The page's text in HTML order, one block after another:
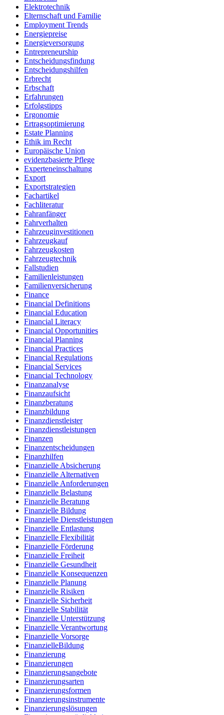
Elektrotechnik
Elternschaft und Familie
Employment Trends
Energiepreise
Energieversorgung
Entrepreneurship
Entscheidungsfindung
Entscheidungshilfen
Erbrecht
Erbschaft
Erfahrungen
Erfolgstipps
Ergonomie
Ertragsoptimierung
Estate Planning
Ethik im Recht
Europäische Union
evidenzbasierte Pflege
Experteneinschaltung
Export
Exportstrategien
Fachartikel
Fachliteratur
Fahranfänger
Fahrverhalten
Fahrzeuginvestitionen
Fahrzeugkauf
Fahrzeugkosten
Fahrzeugtechnik
Fallstudien
Familienleistungen
Familienversicherung
Finance
Financial Definitions
Financial Education
Financial Literacy
Financial Opportunities
Financial Planning
Financial Practices
Financial Regulations
Financial Services
Financial Technology
Finanzanalyse
Finanzaufsicht
Finanzberatung
Finanzbildung
Finanzdienstleister
Finanzdienstleistungen
Finanzen
Finanzentscheidungen
Finanzhilfen
Finanzielle Absicherung
Finanzielle Alternativen
Finanzielle Anforderungen
Finanzielle Belastung
Finanzielle Beratung
Finanzielle Bildung
Finanzielle Dienstleistungen
Finanzielle Entlastung
Finanzielle Flexibilität
Finanzielle Förderung
Finanzielle Freiheit
Finanzielle Gesundheit
Finanzielle Konsequenzen
Finanzielle Planung
Finanzielle Risiken
Finanzielle Sicherheit
Finanzielle Stabilität
Finanzielle Unterstützung
Finanzielle Verantwortung
Finanzielle Vorsorge
FinanzielleBildung
Finanzierung
Finanzierungen
Finanzierungsangebote
Finanzierungsarten
Finanzierungsformen
Finanzierungsinstrumente
Finanzierungslösungen